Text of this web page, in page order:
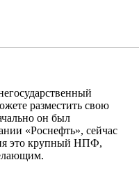
разместить свою
он был
«Роснефть», сейчас
это крупный НПФ,